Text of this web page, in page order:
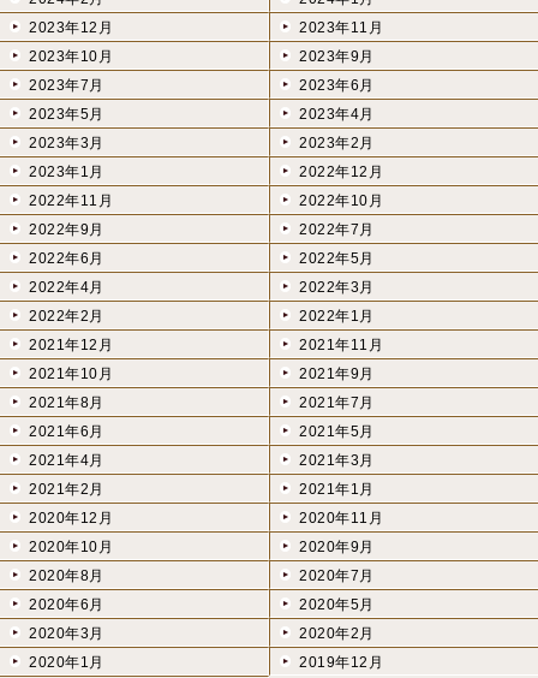
2023年12月
2023年11月
2023年10月
2023年9月
2023年7月
2023年6月
2023年5月
2023年4月
2023年3月
2023年2月
2023年1月
2022年12月
2022年11月
2022年10月
2022年9月
2022年7月
2022年6月
2022年5月
2022年4月
2022年3月
2022年2月
2022年1月
2021年12月
2021年11月
2021年10月
2021年9月
2021年8月
2021年7月
2021年6月
2021年5月
2021年4月
2021年3月
2021年2月
2021年1月
2020年12月
2020年11月
2020年10月
2020年9月
2020年8月
2020年7月
2020年6月
2020年5月
2020年3月
2020年2月
2020年1月
2019年12月